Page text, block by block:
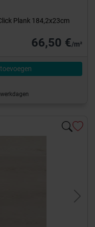
Plank 184,2x23cm
66,50 €/m²
Next